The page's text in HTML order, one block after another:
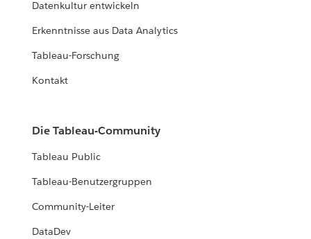
Datenkultur entwickeln
Erkenntnisse aus Data Analytics
Tableau-Forschung
Kontakt
Die Tableau-Community
Tableau Public
Tableau-Benutzergruppen
Community-Leiter
DataDev